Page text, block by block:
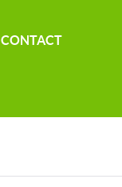
CONTACT